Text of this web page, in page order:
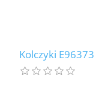
Kolczyki E96373